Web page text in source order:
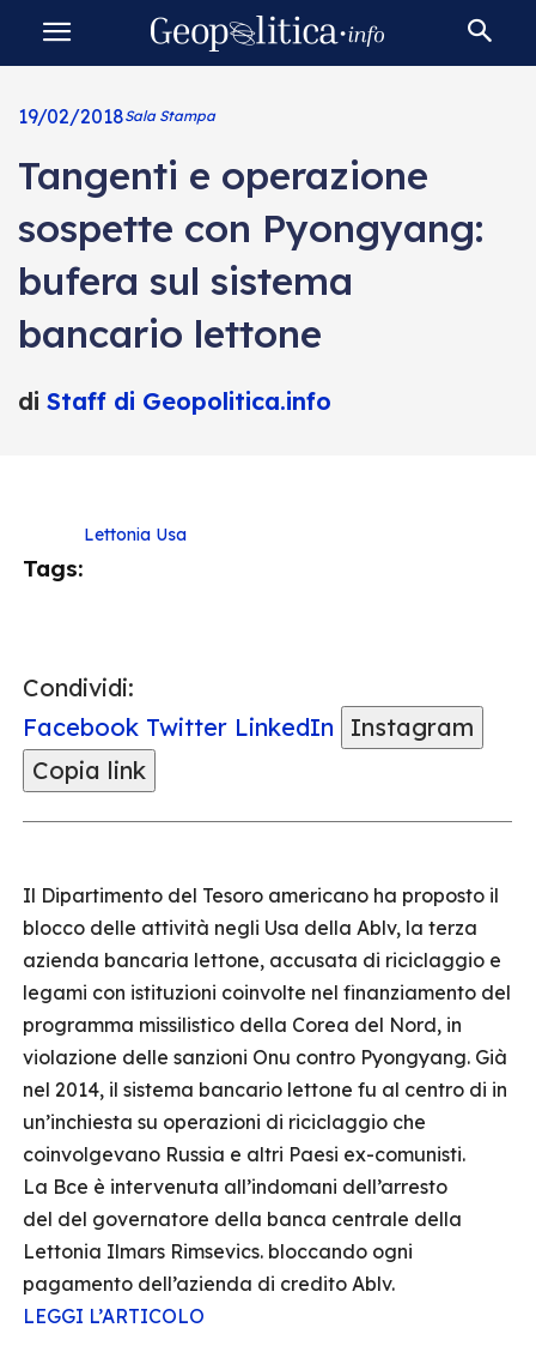
19/02/2018Sala Stampa
Tangenti e operazione
sospette con Pyongyang:
bufera sul sistema
bancario lettone
di Staff di Geopolitica.info
Tags:
Lettonia Usa
Condividi:
Facebook Twitter LinkedIn
Instagram
Copia link
Il Dipartimento del Tesoro americano ha proposto il
blocco delle attività negli Usa della Ablv, la terza
azienda bancaria lettone, accusata di riciclaggio e
legami con istituzioni coinvolte nel finanziamento del
programma missilistico della Corea del Nord, in
violazione delle sanzioni Onu contro Pyongyang. Già
nel 2014, il sistema bancario lettone fu al centro di in
un’inchiesta su operazioni di riciclaggio che
coinvolgevano Russia e altri Paesi ex-comunisti.
La Bce è intervenuta all’indomani dell’arresto
del del governatore della banca centrale della
Lettonia Ilmars Rimsevics. bloccando ogni
pagamento dell’azienda di credito Ablv.
LEGGI L’ARTICOLO